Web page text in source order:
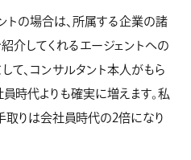
トの場合は、所属する企業の諸
介してくれるエージェントへの
て、コンサルタント本人がもら
員時代よりも確実に増えます。私
取りは会社員時代の2倍になり